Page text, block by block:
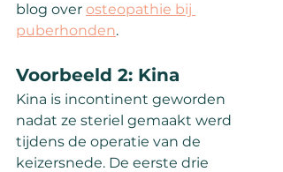
blog over osteopathie bij
puberhonden.
Voorbeeld 2: Kina
Kina is incontinent geworden
nadat ze steriel gemaakt werd
tijdens de operatie van de
keizersnede. De eerste drie